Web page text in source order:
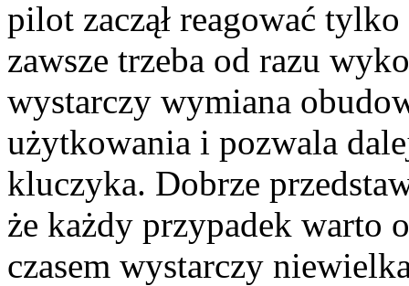
pilot zaczął reagować
zawsze trzeba od razu
wystarczy wymiana
użytkowania i pozwala
kluczyka. Dobrze
że każdy przypadek warto
czasem wystarczy